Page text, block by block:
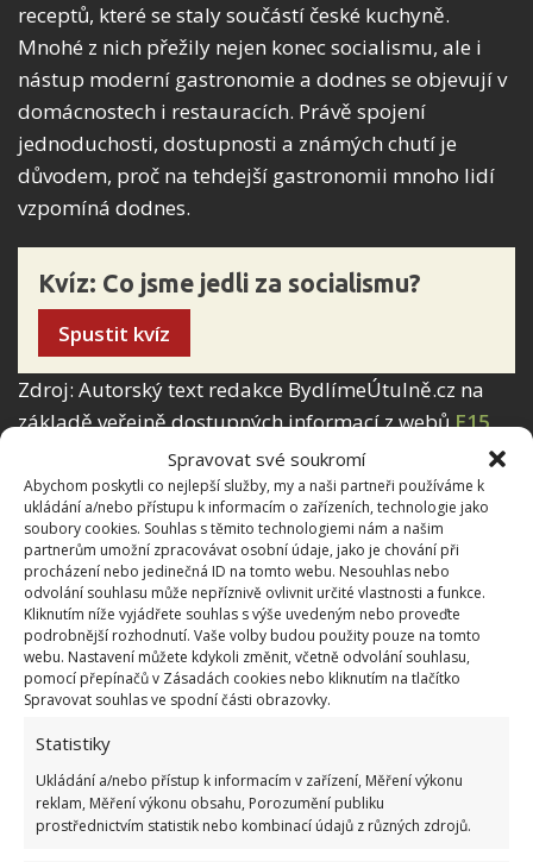
Spravovat své soukromí
Abychom poskytli co nejlepší služby, my a naši partneři používáme k
ukládání a/nebo přístupu k informacím o zařízeních, technologie jako
soubory cookies. Souhlas s těmito technologiemi nám a našim
partnerům umožní zpracovávat osobní údaje, jako je chování při
procházení nebo jedinečná ID na tomto webu. Nesouhlas nebo
odvolání souhlasu může nepříznivě ovlivnit určité vlastnosti a funkce.
Kliknutím níže vyjádřete souhlas s výše uvedeným nebo proveďte
podrobnější rozhodnutí. Vaše volby budou použity pouze na tomto
webu. Nastavení můžete kdykoli změnit, včetně odvolání souhlasu,
pomocí přepínačů v Zásadách cookies nebo kliknutím na tlačítko
Spravovat souhlas ve spodní části obrazovky.
Statistiky
Ukládání a/nebo přístup k informacím v zařízení, Měření výkonu
reklam, Měření výkonu obsahu, Porozumění publiku
prostřednictvím statistik nebo kombinací údajů z různých zdrojů.
receptů, které se staly součástí české kuchyně.
Mnohé z nich přežily nejen konec socialismu, ale i
nástup moderní gastronomie a dodnes se objevují v
domácnostech i restauracích. Právě spojení
jednoduchosti, dostupnosti a známých chutí je
důvodem, proč na tehdejší gastronomii mnoho lidí
vzpomíná dodnes.
Kvíz: Co jsme jedli za socialismu?
Spustit kvíz
Zdroj: Autorský text redakce BydlímeÚtulně.cz na
základě veřejně dostupných informací z webůE15,
MagazínRecepty